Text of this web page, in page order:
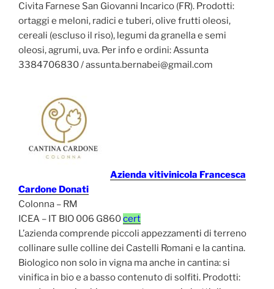
Civita Farnese San Giovanni Incarico (FR). Prodotti:
ortaggi e meloni, radici e tuberi, olive frutti oleosi,
cereali (escluso il riso), legumi da granella e semi
oleosi, agrumi, uva. Per info e ordini: Assunta
3384706830 / assunta.bernabei@gmail.com
Azienda vitivinicola Francesca
Cardone Donati
Colonna – RM
ICEA – IT BIO 006 G860cert
L’azienda comprende piccoli appezzamenti di terreno
collinare sulle colline dei Castelli Romani e la cantina.
Biologico non solo in vigna ma anche in cantina: si
vinifica in bio e a basso contenuto di solfiti. Prodotti: